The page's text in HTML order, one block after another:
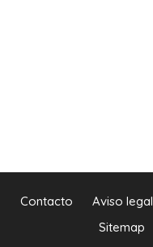
Contacto Aviso legal
Sitemap